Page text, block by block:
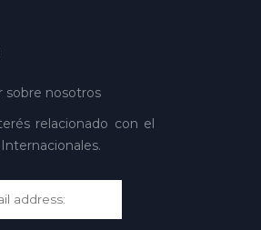
sobre nosotros
relacionado con el